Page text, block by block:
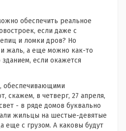
обеспечить реальное
если даже с
и ломки дров? Но
жаль, а еще можно как-то
если окажется
обеспечивающими
скажем, в четверг, 27 апреля,
- в ряде домов буквально
жильцы на шестые-девятые
еще с грузом. А каковы будут